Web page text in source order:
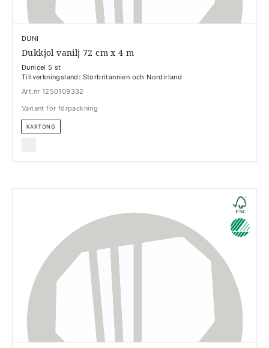
DUNI
Dukkjol vanilj 72 cm x 4 m
Dunicel 5 st
Tillverkningsland: Storbritannien och Nordirland
Art.nr 1250109332
Variant för förpackning
KARTONG